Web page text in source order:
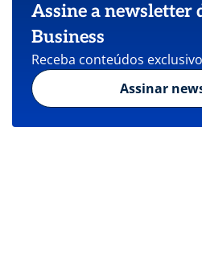
Assine a newsletter
Business
Receba conteúdos
Assinar